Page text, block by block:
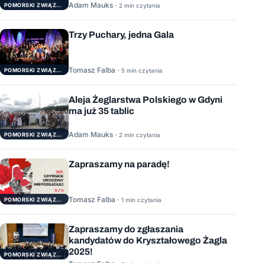
POMORSKI ZWIĄZEK ŻEGLARSKI Adam Mauks · 2 min czytania
POMORSKI ZWIĄZEK ŻEGLARSKI
Trzy Puchary, jedna Gala
Tomasz Falba · 5 min czytania
POMORSKI ZWIĄZEK ŻEGLARSKI
Aleja Żeglarstwa Polskiego w Gdyni
ma już 35 tablic
Adam Mauks · 2 min czytania
POMORSKI ZWIĄZEK ŻEGLARSKI
Zapraszamy na paradę!
Tomasz Falba · 1 min czytania
POMORSKI ZWIĄZEK ŻEGLARSKI
Zapraszamy do zgłaszania
kandydatów do Kryształowego Żagla
2025!